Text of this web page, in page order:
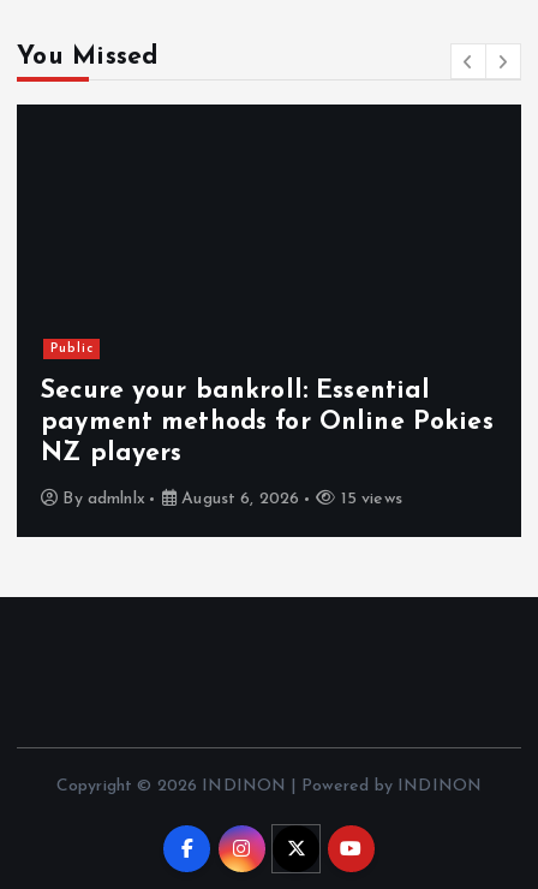
You Missed
Public
Secure your bankroll: Essential
payment methods for Online Pokies
NZ players
By admlnlx August 6, 2026 15 views
Copyright © 2026 INDINON | Powered by INDINON